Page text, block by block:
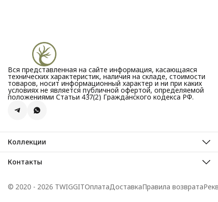
Вся представленная на сайте информация, касающаяся
технических характеристик, наличия на складе, стоимости
товаров, носит информационный характер и ни при каких
условиях не является публичной офертой, определяемой
положениями Статьи 437(2) Гражданского кодекса РФ.
Коллекции
Все новости
Акции
Контакты
Телефон
© 2020 - 2026 TWIGGITОплатаДоставкаПравила возврата